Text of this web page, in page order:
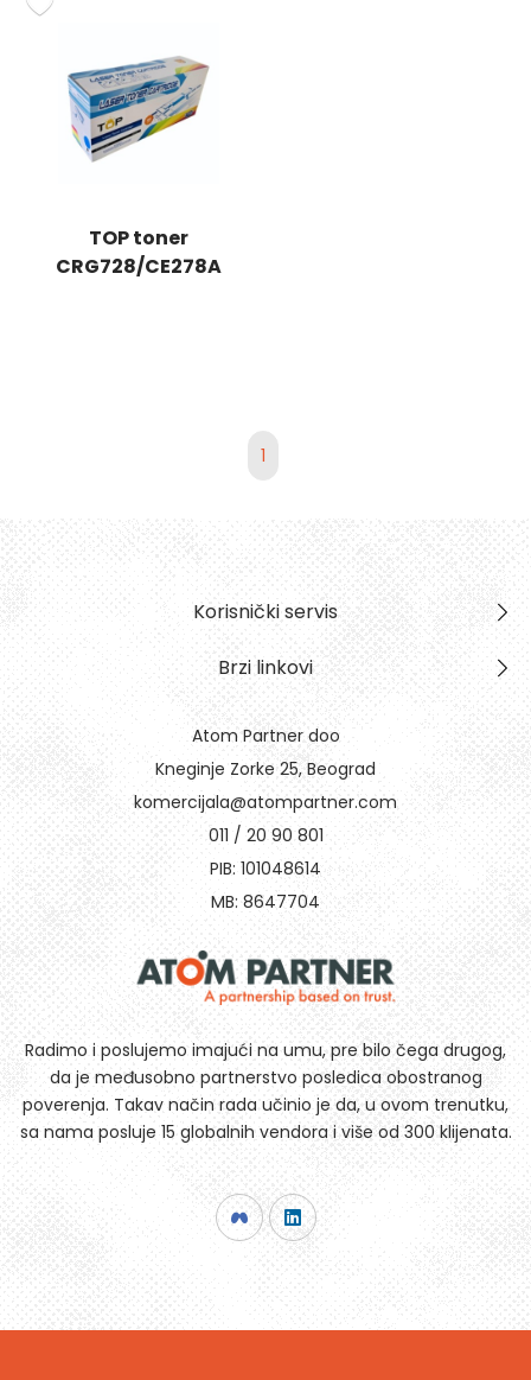
TOP toner
CRG728/CE278A
1
Korisnički servis
Brzi linkovi
Atom Partner doo
Kneginje Zorke 25, Beograd
komercijala@atompartner.com
011 / 20 90 801
PIB: 101048614
MB: 8647704
Radimo i poslujemo imajući na umu, pre bilo čega drugog,
da je međusobno partnerstvo posledica obostranog
poverenja. Takav način rada učinio je da, u ovom trenutku,
sa nama posluje 15 globalnih vendora i više od 300 klijenata.